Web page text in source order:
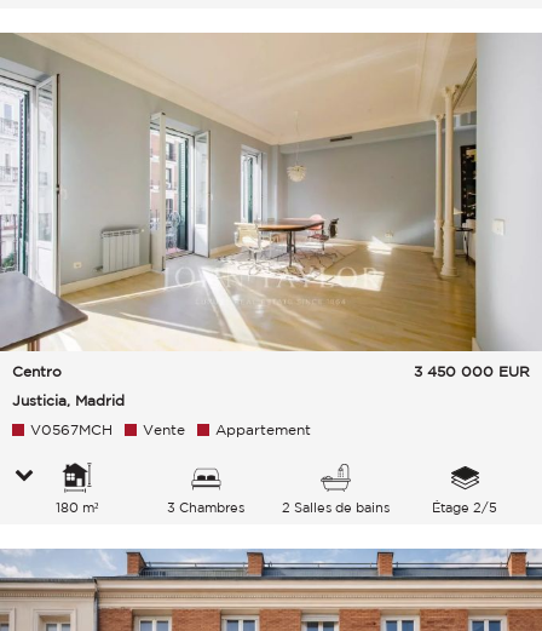
Centro
Justicia, Madrid
3 450 000 EUR
V0567MCH Vente Appartement
180 m² 3 Chambres 2 Salles de bains Étage 2/5